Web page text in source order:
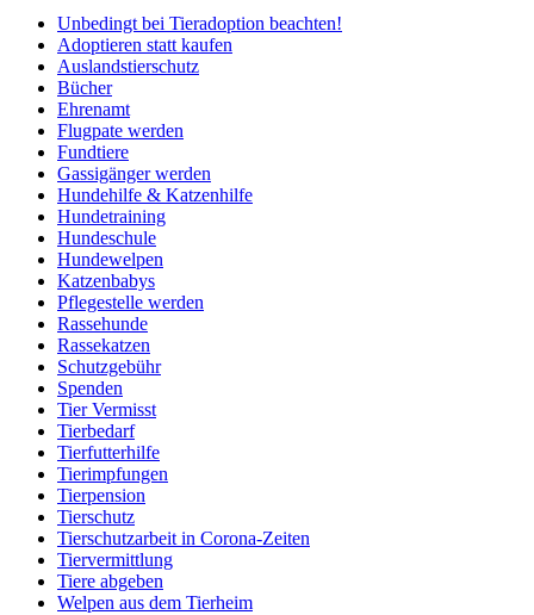
Unbedingt bei Tieradoption beachten!
Adoptieren statt kaufen
Auslandstierschutz
Bücher
Ehrenamt
Flugpate werden
Fundtiere
Gassigänger werden
Hundehilfe & Katzenhilfe
Hundetraining
Hundeschule
Hundewelpen
Katzenbabys
Pflegestelle werden
Rassehunde
Rassekatzen
Schutzgebühr
Spenden
Tier Vermisst
Tierbedarf
Tierfutterhilfe
Tierimpfungen
Tierpension
Tierschutz
Tierschutzarbeit in Corona-Zeiten
Tiervermittlung
Tiere abgeben
Welpen aus dem Tierheim